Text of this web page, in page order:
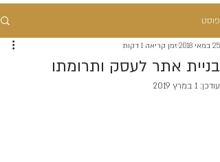
פוסט
בניית אתר לעסק ותרומתו
25 במאי 2018 זמן קריאה 1 דקות
עודכן: 1 במרץ 2019